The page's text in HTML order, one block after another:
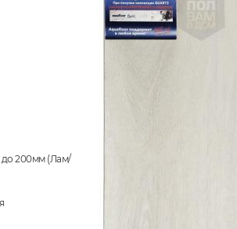
до 200мм (Лам/